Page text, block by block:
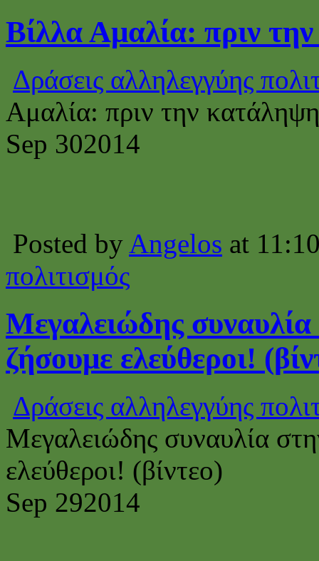
Βίλλα Αμαλία: πριν
Δράσεις αλληλεγγύης
Αμαλία: πριν την
Sep 302014
Posted by Angelos at
πολιτισμός
Μεγαλειώδης συναυλία
ζήσουμε ελεύθεροι!
Δράσεις αλληλεγγύης
Μεγαλειώδης συναυλία
ελεύθεροι! (βίντεο)
Sep 292014